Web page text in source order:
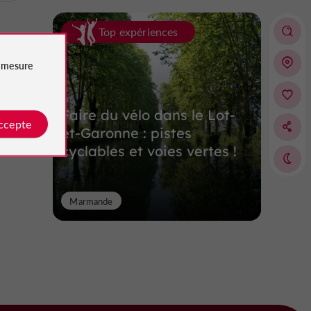
Top expériences
Faire du vélo dans le Lot-
et-Garonne : pistes
cyclables et voies vertes !
Marmande
mesure